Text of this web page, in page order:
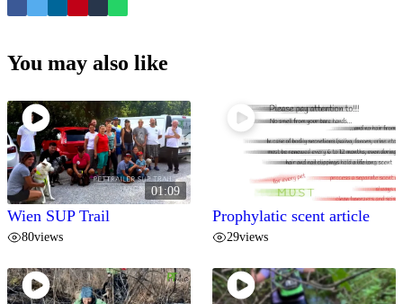
You may also like
01:09
Wien SUP Trail
80views
Prophylatic scent article
29views